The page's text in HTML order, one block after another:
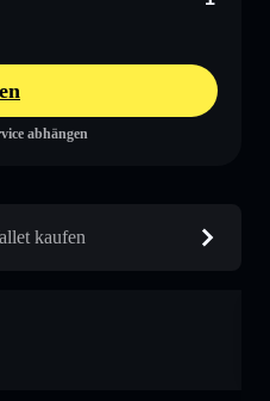
abhängen
kaufen